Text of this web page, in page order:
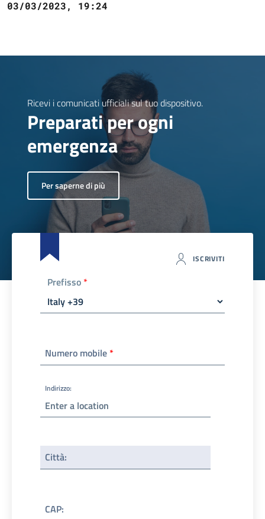
03/03/2023, 19:24
Ricevi i comunicati ufficiali sul tuo dispositivo.
Preparati per ogni
emergenza
Per saperne di più
ISCRIVITI
Prefisso *
Numero mobile *
Indirizzo:
Città:
CAP: